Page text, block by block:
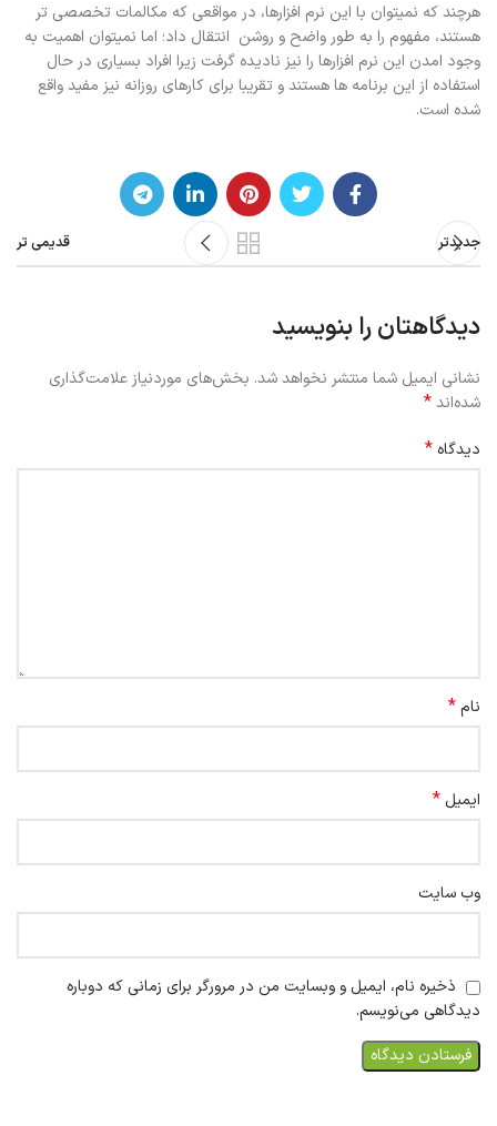
هرچند که نمیتوان با این نرم افزارها، در مواقعی که مکالمات تخصصی تر
هستند، مفهوم را به طور واضح و روشن انتقال داد؛ اما نمیتوان اهمیت به
وجود امدن این نرم افزارها را نیز نادیده گرفت زیرا افراد بسیاری در حال
استفاده از این برنامه ها هستند و تقریبا برای کارهای روزانه نیز مفید واقع
شده است.
جدیدتر قدیمی تر
دیدگاهتان را بنویسید
نشانی ایمیل شما منتشر نخواهد شد. بخش‌های موردنیاز علامت‌گذاری
شده‌اند*
دیدگاه *
نام*
ایمیل *
وب‌ سایت
ذخیره نام، ایمیل و وبسایت من در مرورگر برای زمانی که دوباره
دیدگاهی می‌نویسم.